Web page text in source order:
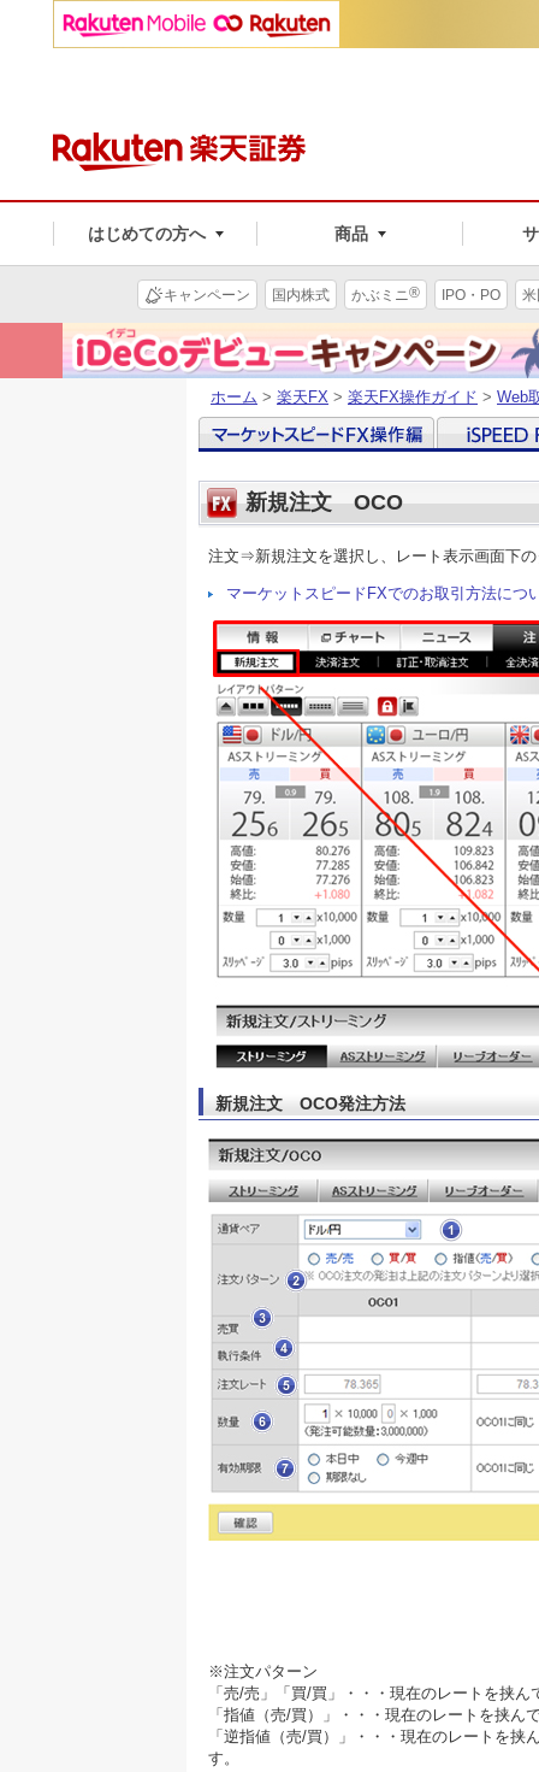
はじめての方へ 商品
キャンペーン 国内株式 かぶミニ® IPO・PO
ホーム > 楽天FX > 楽天FX操作ガイド > Web
新規注文 OCO
注文⇒新規注文を選択し、レート表示画面下
マーケットスピードFXでのお取引方法につ
新規注文 OCO発注方法
※注文パターン
「売/売」「買/買」・・・現在のレートを挟
「指値（売/買）」・・・現在のレートを挟
「逆指値（売/買）」・・・現在のレートを
す。